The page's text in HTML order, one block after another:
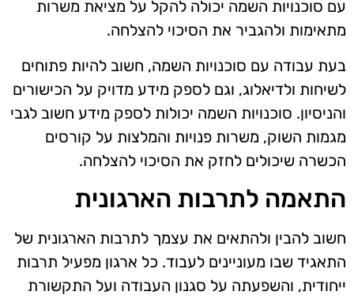
עם סוכנויות השמה יכולה להקל על מציאת משרות
מתאימות ולהגביר את הסיכוי להצלחה.
בעת עבודה עם סוכנויות השמה, חשוב להיות פתוחים
לשיחות ולדיאלוג, וגם לספק מידע מדויק על הכישורים
והניסיון. סוכנויות השמה יכולות לספק מידע חשוב לגבי
מגמות השוק, משרות פנויות והמלצות על קורסים
הכשרה שיכולים לחזק את הסיכוי להצלחה.
התאמה לתרבות הארגונית
חשוב להבין ולהתאים את עצמך לתרבות הארגונית של
התאגיד שבו מעוניינים לעבוד. כל ארגון מפעיל תרבות
ייחודית, והשפעתה על סגנון העבודה ועל התקשורת